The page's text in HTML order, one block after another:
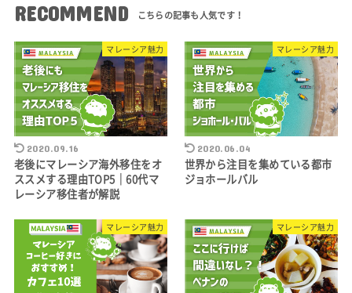
RECOMMEND
マレーシア魅力
2020.09.16
老後にマレーシア海外移住をオ
ススメする理由TOP5｜60代マ
レーシア移住者が解説
マレーシア魅力
2020.06.04
世界から注目を集めている都市
ジョホールバル
マレーシア魅力 マレーシア魅力